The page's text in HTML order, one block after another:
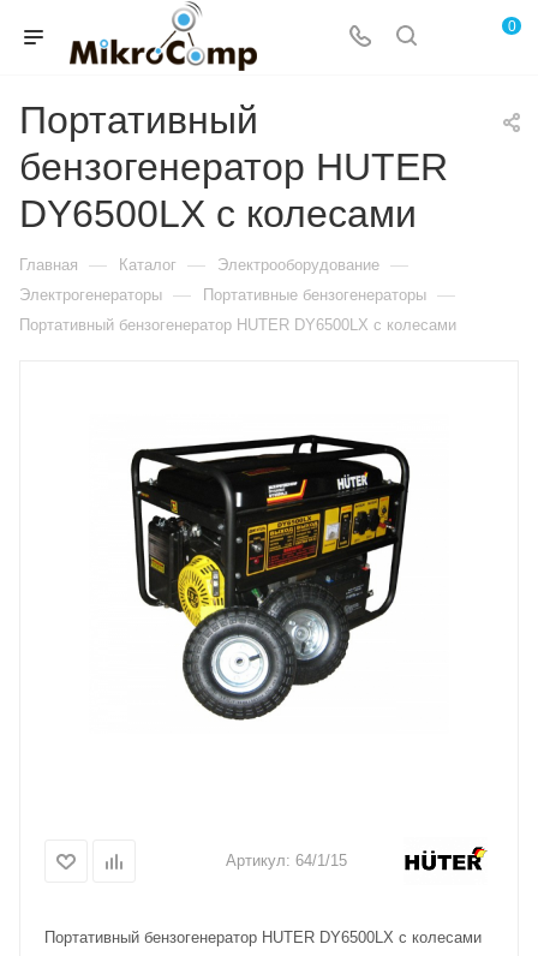
0
Портативный
бензогенератор HUTER
DY6500LX с колесами
Главная — Каталог — Электрооборудование —
Электрогенераторы — Портативные бензогенераторы —
Портативный бензогенератор HUTER DY6500LX с колесами
Артикул: 64/1/15
Портативный бензогенератор HUTER DY6500LX с колесами